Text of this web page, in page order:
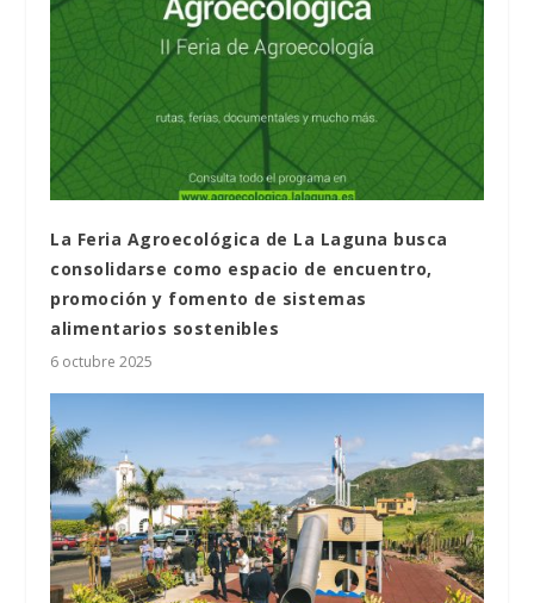
La Feria Agroecológica de La Laguna busca
consolidarse como espacio de encuentro,
promoción y fomento de sistemas
alimentarios sostenibles
6 octubre 2025